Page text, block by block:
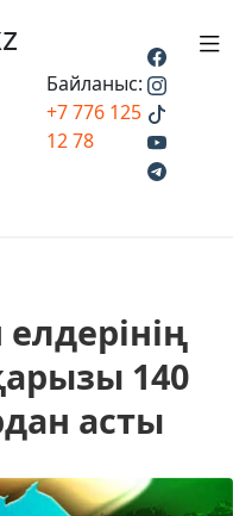
Байланыс:
+7 776 125
12 78
140
асты